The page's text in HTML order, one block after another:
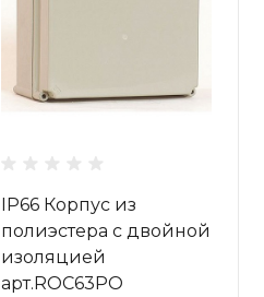
IP66 Корпус из
полиэстера с двойной
изоляцией
арт.ROC63PO